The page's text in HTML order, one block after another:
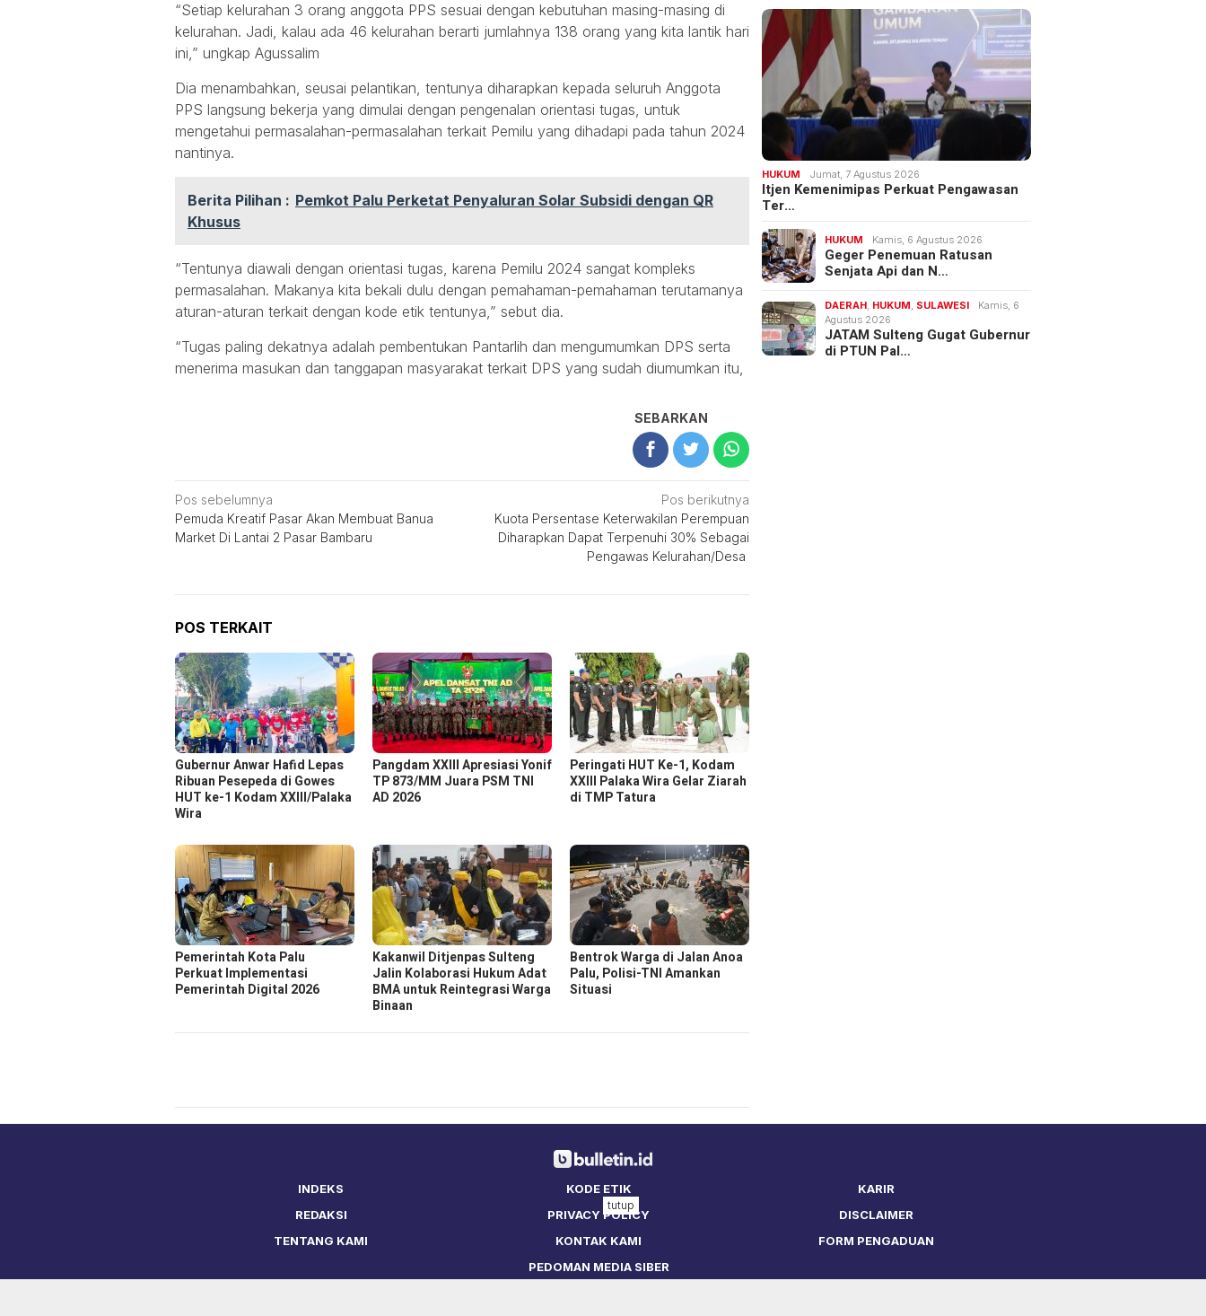
“Setiap kelurahan 3 orang anggota PPS sesuai dengan kebutuhan masing-masing di
kelurahan. Jadi, kalau ada 46 kelurahan berarti jumlahnya 138 orang yang kita lantik hari
ini,” ungkap Agussalim
Dia menambahkan, seusai pelantikan, tentunya diharapkan kepada seluruh Anggota
PPS langsung bekerja yang dimulai dengan pengenalan orientasi tugas, untuk
mengetahui permasalahan-permasalahan terkait Pemilu yang dihadapi pada tahun 2024
nantinya.
Berita Pilihan : Pemkot Palu Perketat Penyaluran Solar Subsidi dengan QR
Khusus
“Tentunya diawali dengan orientasi tugas, karena Pemilu 2024 sangat kompleks
permasalahan. Makanya kita bekali dulu dengan pemahaman-pemahaman terutamanya
aturan-aturan terkait dengan kode etik tentunya,” sebut dia.
“Tugas paling dekatnya adalah pembentukan Pantarlih dan mengumumkan DPS serta
menerima masukan dan tanggapan masyarakat terkait DPS yang sudah diumumkan itu,
SEBARKAN
Navigasi
pos
Pos sebelumnya
Pemuda Kreatif Pasar Akan Membuat Banua
Market Di Lantai 2 Pasar Bambaru
Pos berikutnya
Kuota Persentase Keterwakilan Perempuan
Diharapkan Dapat Terpenuhi 30% Sebagai
Pengawas Kelurahan/Desa
POS TERKAIT
Gubernur Anwar Hafid Lepas
Ribuan Pesepeda di Gowes
HUT ke-1 Kodam XXIII/Palaka
Wira
Pangdam XXIII Apresiasi Yonif
TP 873/MM Juara PSM TNI
AD 2026
Peringati HUT Ke-1, Kodam
XXIII Palaka Wira Gelar Ziarah
di TMP Tatura
Pemerintah Kota Palu
Perkuat Implementasi
Pemerintah Digital 2026
Kakanwil Ditjenpas Sulteng
Jalin Kolaborasi Hukum Adat
BMA untuk Reintegrasi Warga
Binaan
Bentrok Warga di Jalan Anoa
Palu, Polisi-TNI Amankan
Situasi
HUKUM Jumat, 7 Agustus 2026
Itjen Kemenimipas Perkuat Pengawasan
Ter…
HUKUM Kamis, 6 Agustus 2026
Geger Penemuan Ratusan
Senjata Api dan N…
DAERAH, HUKUM, SULAWESI
Kamis, 6
Agustus 2026
JATAM Sulteng Gugat Gubernur
di PTUN Pal…
INDEKS KODE ETIK
KARIR
REDAKSI
PRIVACY POLICY
DISCLAIMER
TENTANG KAMI
KONTAK KAMI
FORM PENGADUAN
PEDOMAN MEDIA SIBER
tutup